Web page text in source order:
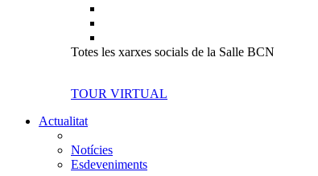
Totes les xarxes socials de la Salle BCN
TOUR VIRTUAL
Actualitat
Notícies
Esdeveniments